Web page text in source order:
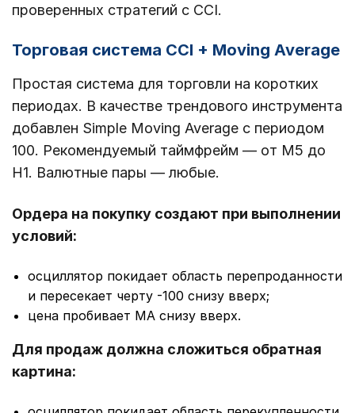
проверенных стратегий с CCI.
Торговая система CCI + Moving Average
Простая система для торговли на коротких
периодах. В качестве трендового инструмента
добавлен Simple Moving Average с периодом
100. Рекомендуемый таймфрейм ― от М5 до
Н1. Валютные пары ― любые.
Ордера на покупку создают при выполнении
условий:
осциллятор покидает область перепроданности
и пересекает черту -100 снизу вверх;
цена пробивает МА снизу вверх.
Для продаж должна сложиться обратная
картина: